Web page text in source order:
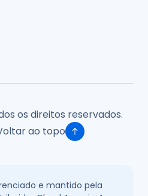
os direitos reservados.
ao topo
e mantido pela